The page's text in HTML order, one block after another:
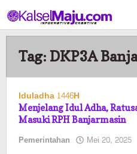
ke
konten
Tag: DKP3A
Iduladha 1446H
Menjelang Idul Adha,
Masuki RPH Banjarmasin
Pemerintahan Mei 20, 2025